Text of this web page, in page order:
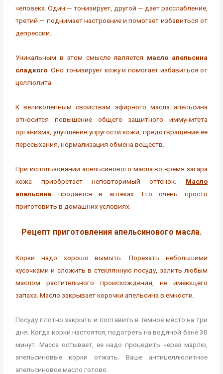
человека. Один — тонизирует, другой — дает расслабление,
третий — поднимает настроение и помогает избавиться от
депрессии.
Уникальным в этом смысле является масло апельсина
сладкого . Оно тонизирует кожу и помогает избавиться от
целлюлита.
К великолепным свойствам эфирного масла апельсина
относится повышение общего защитного иммунитета
организма, улучшение упругости кожи, предотвращение ее
пересыхания, нормализация обмена веществ.
При использовании апельсинового масла во время загара
кожа приобретает неповторимый оттенок. Масло
апельсина продается в аптеках. Его очень просто
приготовить в домашних условиях.
Рецепт приготовления апельсинового масла.
Корки надо хорошо вымыть. Порезать небольшими
кусочками и сложить в стеклянную посуду, залить любым
маслом растительного происхождения, не имеющего
запаха. Масло закрывает корочки апельсина в емкости.
Посуду плотно закрыть и поставить в темное место на три
дня. Когда корки настоятся, подогреть на водяной бане 30
минут. Масса остывает, ее надо процедить через марлю,
апельсиновые корки отжать. Ваше антицеллюлитное
апельсиновое масло готово.